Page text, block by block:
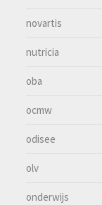
novartis
nutricia
oba
ocmw
odisee
olv
onderwijs